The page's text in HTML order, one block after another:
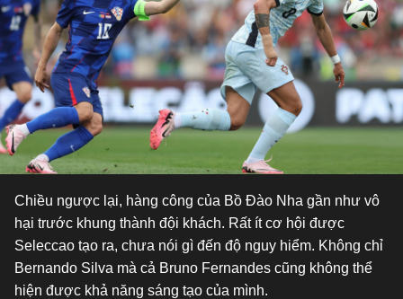
Chiều ngược lại, hàng công của Bồ Đào Nha gần như vô
hại trước khung thành đội khách. Rất ít cơ hội được
Seleccao tạo ra, chưa nói gì đến độ nguy hiểm. Không chỉ
Bernando Silva mà cả Bruno Fernandes cũng không thể
hiện được khả năng sáng tạo của mình.